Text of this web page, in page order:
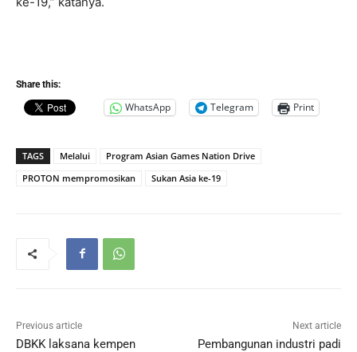
Share this:
WhatsApp Telegram Print
TAGS Melalui
Program Asian Games Nation Drive
PROTON mempromosikan
Sukan Asia ke-19
Previous article
DBKK laksana kempen
Next article
Pembangunan industri padi